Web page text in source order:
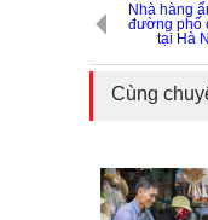
Nhà hàng
đường phố
tại Hà
Cùng